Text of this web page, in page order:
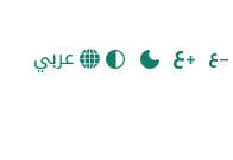
عربي